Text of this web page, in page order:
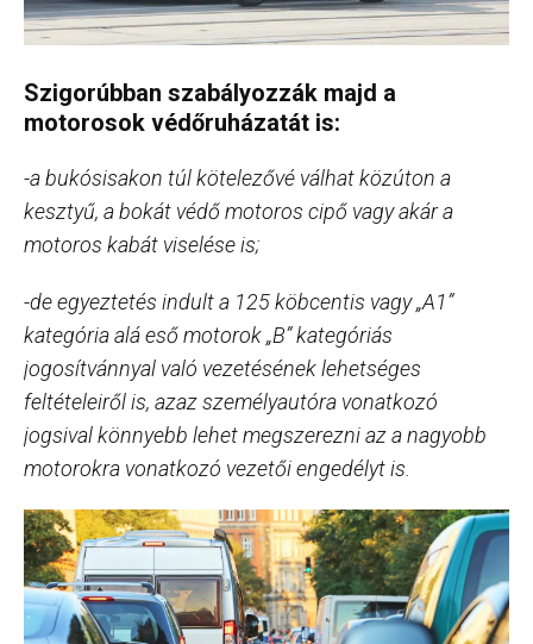
Szigorúbban szabályozzák majd a
motorosok védőruházatát is:
-a bukósisakon túl kötelezővé válhat közúton a
kesztyű, a bokát védő motoros cipő vagy akár a
motoros kabát viselése is;
-de egyeztetés indult a 125 köbcentis vagy „A1”
kategória alá eső motorok „B” kategóriás
jogosítvánnyal való vezetésének lehetséges
feltételeiről is, azaz személyautóra vonatkozó
jogsival könnyebb lehet megszerezni az a nagyobb
motorokra vonatkozó vezetői engedélyt is.